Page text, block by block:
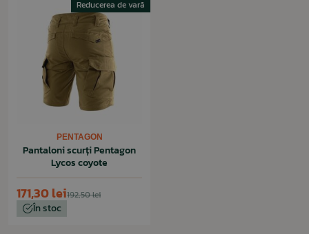
Reducerea de vară
PENTAGON
Pantaloni scurți Pentagon
Lycos coyote
192,50 lei
171,30 lei
În stoc